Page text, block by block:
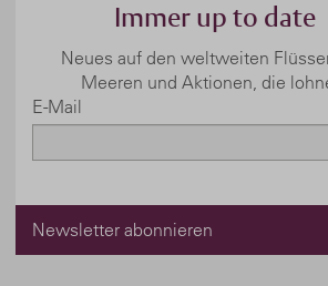
Immer up to date
Neues auf den weltweiten
Meeren und Aktionen, die
E-Mail
Newsletter abonnieren